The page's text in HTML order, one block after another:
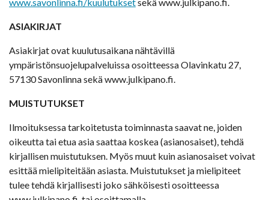
ASIAKIRJAT
Asiakirjat ovat kuulutusaikana nähtävillä
ympäristönsuojelupalveluissa osoitteessa Olavinkatu 27,
57130 Savonlinna sekä www.julkipano.fi.
MUISTUTUKSET
Ilmoituksessa tarkoitetusta toiminnasta saavat ne, joiden
oikeutta tai etua asia saattaa koskea (asianosaiset), tehdä
kirjallisen muistutuksen. Myös muut kuin asianosaiset voivat
esittää mielipiteitään asiasta. Muistutukset ja mielipiteet
tulee tehdä kirjallisesti joko sähköisesti osoitteessa